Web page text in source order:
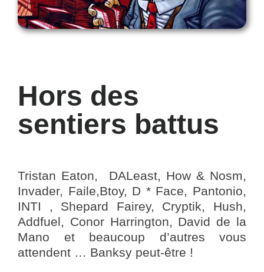
Hors des
sentiers battus
Tristan Eaton, DALeast, How & Nosm,
Invader, Faile,Btoy, D * Face, Pantonio,
INTI , Shepard Fairey, Cryptik, Hush,
Addfuel, Conor Harrington, David de la
Mano et beaucoup d’autres vous
attendent … Banksy peut-être !